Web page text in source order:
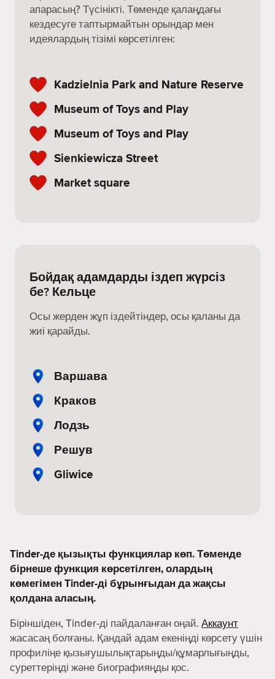
апарасың? Түсінікті. Төменде қалаңдағы
кездесуге таптырмайтын орындар мен
идеялардың тізімі көрсетілген:
Kadzielnia Park and Nature Reserve
Museum of Toys and Play
Museum of Toys and Play
Sienkiewicza Street
Market square
Бойдақ адамдарды іздеп жүрсіз
бе? Кельце
Осы жерден жұп іздейтіндер, осы қаланы да
жиі қарайды.
Варшава
Краков
Лодзь
Решув
Gliwice
Tinder-де қызықты функциялар көп. Төменде
бірнеше функция көрсетілген, олардың
көмегімен Tinder-ді бұрынғыдан да жақсы
қолдана аласың.
Біріншіден, Tinder-ді пайдаланған оңай. Аккаунт
жасасаң болғаны. Қандай адам екеніңді көрсету үшін
профиліңе қызығушылықтарыңды/құмарлығыңды,
суреттеріңді және биографияңды қос.